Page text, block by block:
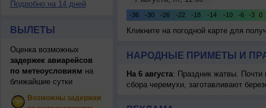
Подробно на 14 дней
ВЫЛЕТЫ
Оценка возможных
задержек авиарейсов
по метеоусловиям на
ближайшие сутки
Возможны задержки
Кликните на погодной карте для
НАРОДНЫЕ ПРИМЕТЫ И
На 6 августа: Праздник жатвы. Почти
сбора черемухи, заготавливают